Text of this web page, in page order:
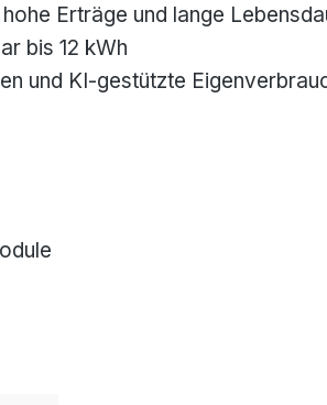
Erträge und lange
bis 12 kWh
und KI-gestützte